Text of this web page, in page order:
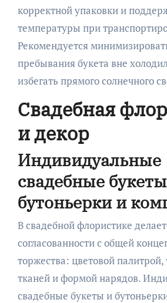
корректной упаковки и
температуры при
Рекомендуется
пребывания букета вне
избегать прямого солнечного
Свадебная
и декор
Индивидуальные
свадебные
бутоньерки и
В свадебной флористике
согласованности с общей
торжества: цветовой палитрой,
тканей и формой нарядов.
свадебные букеты и